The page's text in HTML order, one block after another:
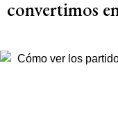
convertimos